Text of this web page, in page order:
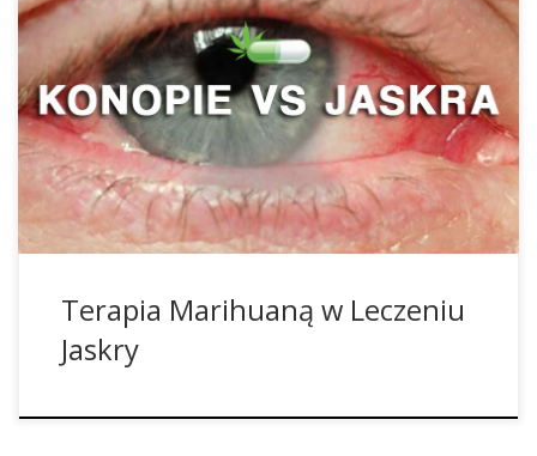
Co to jest jaskra? Jaskra to często występująca choroba
oczu, która polega na uszkodzeniu nerwu wzrokowego, a
nieleczona może prowadzić do ślepoty. W wielu
przypadkach uszkodzenie nerwu powstaje w wyniku zbyt
wysokiego ciśnienia wewnątrzgałkowego, które z kolei
pojawia się z powodu zaburzenia ilości płynu (cieczy
wodnistej oka) w przedniej jego […]
Terapia Marihuaną w Leczeniu
Jaskry